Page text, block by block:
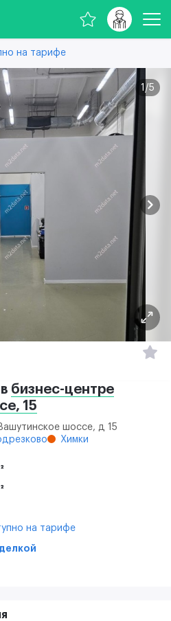
на тарифе
1 /5
бизнес-центре
15
шоссе, д 15
Химки
на тарифе